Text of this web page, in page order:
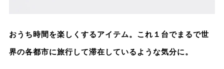
おうち時間を楽しくするアイテム。これ１台でまるで世
界の各都市に旅行して滞在しているような気分に。